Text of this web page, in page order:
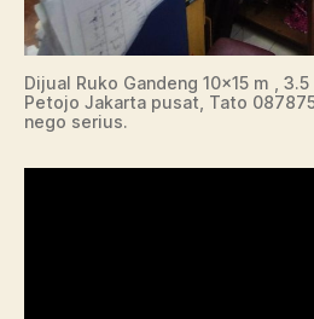
Dijual Ruko Gandeng 10×15 m ,
Petojo Jakarta pusat, Tato
nego serius.